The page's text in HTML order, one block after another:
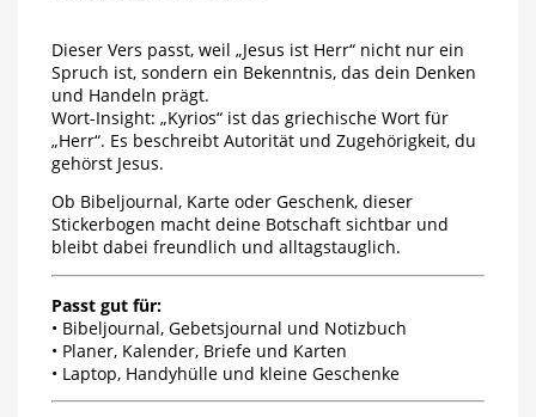
Dieser Vers passt, weil „Jesus ist Herr“ nicht nur ein
Spruch ist, sondern ein Bekenntnis, das dein Denken
und Handeln prägt.
Wort-Insight: „Kyrios“ ist das griechische Wort für
„Herr“. Es beschreibt Autorität und Zugehörigkeit, du
gehörst Jesus.
Ob Bibeljournal, Karte oder Geschenk, dieser
Stickerbogen macht deine Botschaft sichtbar und
bleibt dabei freundlich und alltagstauglich.
Passt gut für:
• Bibeljournal, Gebetsjournal und Notizbuch
• Planer, Kalender, Briefe und Karten
• Laptop, Handyhülle und kleine Geschenke